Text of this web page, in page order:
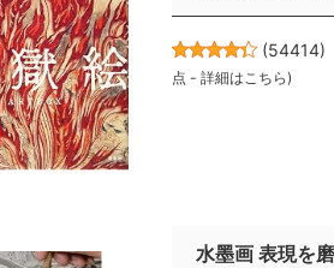
(54414)
点 -詳細はこちら )
水墨画 表現を